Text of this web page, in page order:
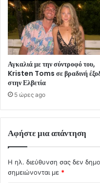
Αγκαλιά με την σύντροφό του,
Kristen Toms σε βραδινή
στην Ελβετία
5 ώρες ago
Αφήστε μια απάντηση
Η ηλ. διεύθυνση σας δεν
σημειώνονται με *